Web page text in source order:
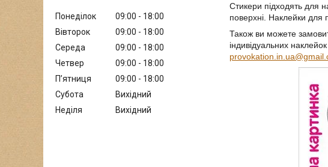
Стикери підходять для
поверхні. Наклейки
Також ви можете
індивідуальних
Понеділок 09:00
18:00
Вівторок
09:00
18:00
Середа
09:00
18:00
Четвер
09:00
18:00
Пʼятниця
09:00
18:00
Субота
Вихідний
Неділя
Вихідний